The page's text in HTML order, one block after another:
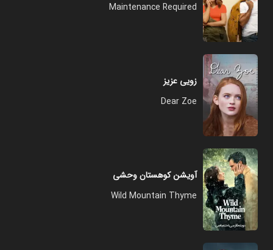
Maintenance Required
زویی عزیز
Dear Zoe
آویشن کوهستان وحشی
Wild Mountain Thyme